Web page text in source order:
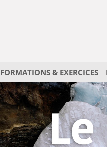
FORMATIONS & EXERCICES